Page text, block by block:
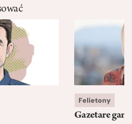
Felietony
Gazetare